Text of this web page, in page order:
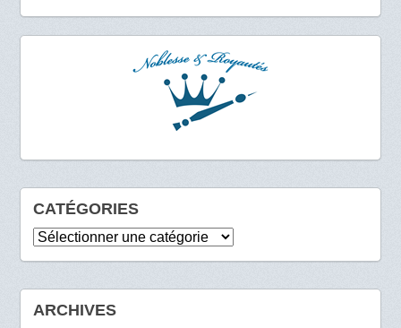
CATÉGORIES
Catégories
ARCHIVES